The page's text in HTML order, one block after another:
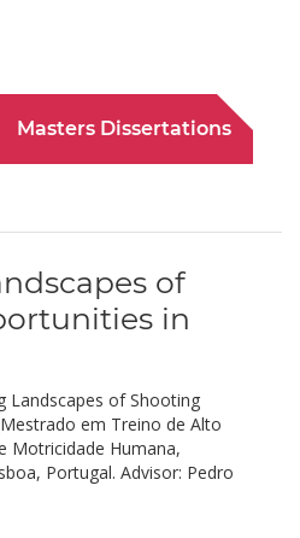
Masters Dissertations
of
in
Landscapes of Shooting
em Treino de Alto
Motricidade Humana,
Portugal. Advisor: Pedro